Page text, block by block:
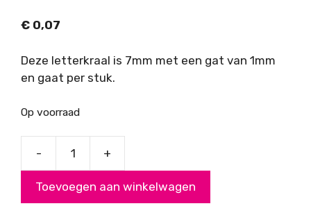
€ 0,07
Deze letterkraal is 7mm met een gat van 1mm
en gaat per stuk.
Op voorraad
-
met
+
Toevoegen aan winkelwagen